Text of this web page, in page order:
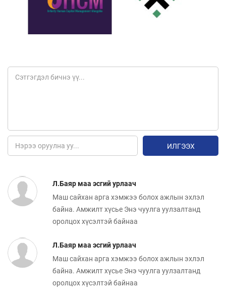
ИЛГЭЭХ
Л.Баяр маа эсгий урлаач
Маш сайхан арга хэмжээ болох ажлын эхлэл
байна. Амжилт хүсье Энэ чуулга уулзалтанд
оролцох хүсэлтэй байнаа
Л.Баяр маа эсгий урлаач
Маш сайхан арга хэмжээ болох ажлын эхлэл
байна. Амжилт хүсье Энэ чуулга уулзалтанд
оролцох хүсэлтэй байнаа